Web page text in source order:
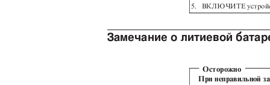
5. ВКЛЮЧИТЕ
Замечание о литиевой
Осторожно
При неправильной